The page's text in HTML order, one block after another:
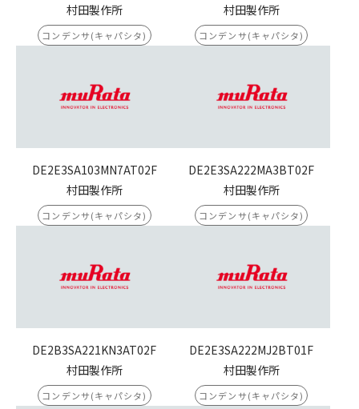
村田製作所
コンデンサ(キャパシタ)
村田製作所
コンデンサ(キャパシタ)
DE2E3SA103MN7AT02F
村田製作所
コンデンサ(キャパシタ)
DE2E3SA222MA3BT02F
村田製作所
コンデンサ(キャパシタ)
DE2B3SA221KN3AT02F
村田製作所
コンデンサ(キャパシタ)
DE2E3SA222MJ2BT01F
村田製作所
コンデンサ(キャパシタ)